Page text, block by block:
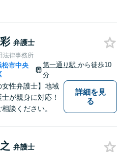
にも対応してお
隣駐車場あり】
で相談可能】
弁護士
法律事務所
松市中央
第一通り駅 から徒歩10
分
女性弁護士】地域
が親身に対応！
談ください。
詳細を見
る
弁護士